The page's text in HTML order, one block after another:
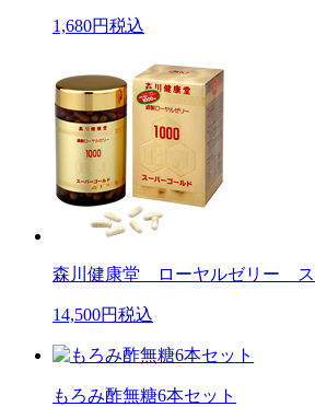
1,680円税込
森川健康堂 ローヤルゼリー ス
14,500円税込
もろみ酢無糖6本セット